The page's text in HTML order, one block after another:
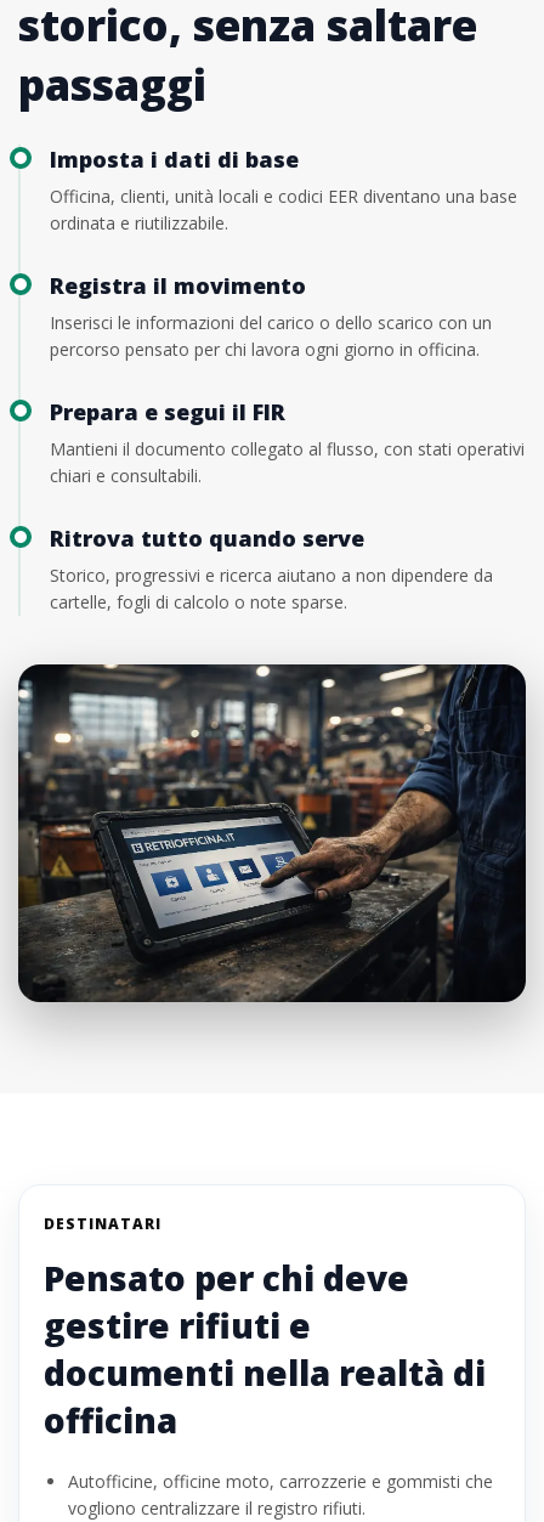
storico, senza saltare
passaggi
Imposta i dati di base
Officina, clienti, unità locali e codici EER diventano una base
ordinata e riutilizzabile.
Registra il movimento
Inserisci le informazioni del carico o dello scarico con un
percorso pensato per chi lavora ogni giorno in officina.
Prepara e segui il FIR
Mantieni il documento collegato al flusso, con stati operativi
chiari e consultabili.
Ritrova tutto quando serve
Storico, progressivi e ricerca aiutano a non dipendere da
cartelle, fogli di calcolo o note sparse.
DESTINATARI
Pensato per chi deve
gestire rifiuti e
documenti nella realtà di
officina
Autofficine, officine moto, carrozzerie e gommisti che
vogliono centralizzare il registro rifiuti.